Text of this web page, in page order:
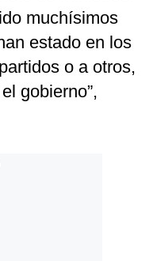
muchísimos
estado en los
o a otros,
gobierno”,